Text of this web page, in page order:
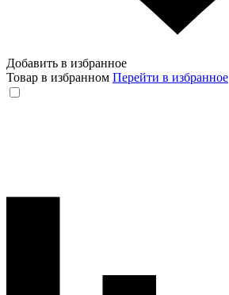
Добавить в избранное
Товар в избранном Перейти в избранное